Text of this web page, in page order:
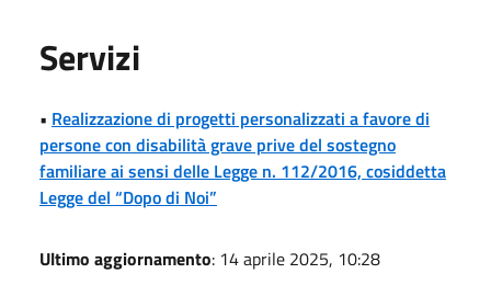
Servizi
• Realizzazione di progetti personalizzati a favore di
persone con disabilità grave prive del sostegno
familiare ai sensi delle Legge n. 112/2016, cosiddetta
Legge del “Dopo di Noi”
Ultimo aggiornamento: 14 aprile 2025, 10:28